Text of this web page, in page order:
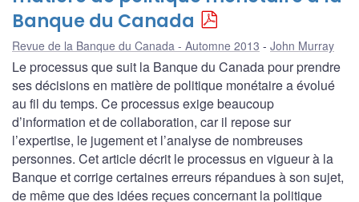
Banque du Canada
Revue de la Banque du Canada - Automne 2013 John Murray
Le processus que suit la Banque du Canada pour prendre
ses décisions en matière de politique monétaire a évolué
au fil du temps. Ce processus exige beaucoup
d’information et de collaboration, car il repose sur
l’expertise, le jugement et l’analyse de nombreuses
personnes. Cet article décrit le processus en vigueur à la
Banque et corrige certaines erreurs répandues à son sujet,
de même que des idées reçues concernant la politique